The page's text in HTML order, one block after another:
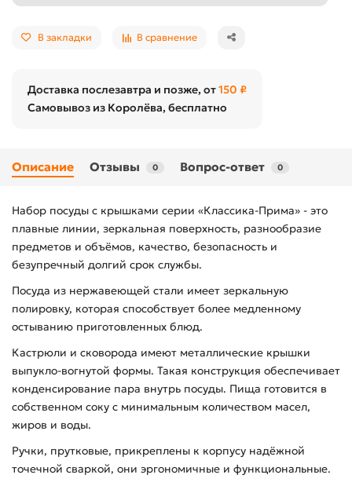
В закладки В сравнение
Доставка послезавтра и позже, от150 ₽
Самовывоз из Королёва, бесплатно
Описание Отзывы 0 Вопрос-ответ 0
Набор посуды с крышками серии «Классика-Прима» - это
плавные линии, зеркальная поверхность, разнообразие
предметов и объёмов, качество, безопасность и
безупречный долгий срок службы.
Посуда из нержавеющей стали имеет зеркальную
полировку, которая способствует более медленному
остыванию приготовленных блюд.
Кастрюли и сковорода имеют металлические крышки
выпукло-вогнутой формы. Такая конструкция обеспечивает
конденсирование пара внутрь посуды. Пища готовится в
собственном соку с минимальным количеством масел,
жиров и воды.
Ручки, прутковые, прикреплены к корпусу надёжной
точечной сваркой, они эргономичные и функциональные.